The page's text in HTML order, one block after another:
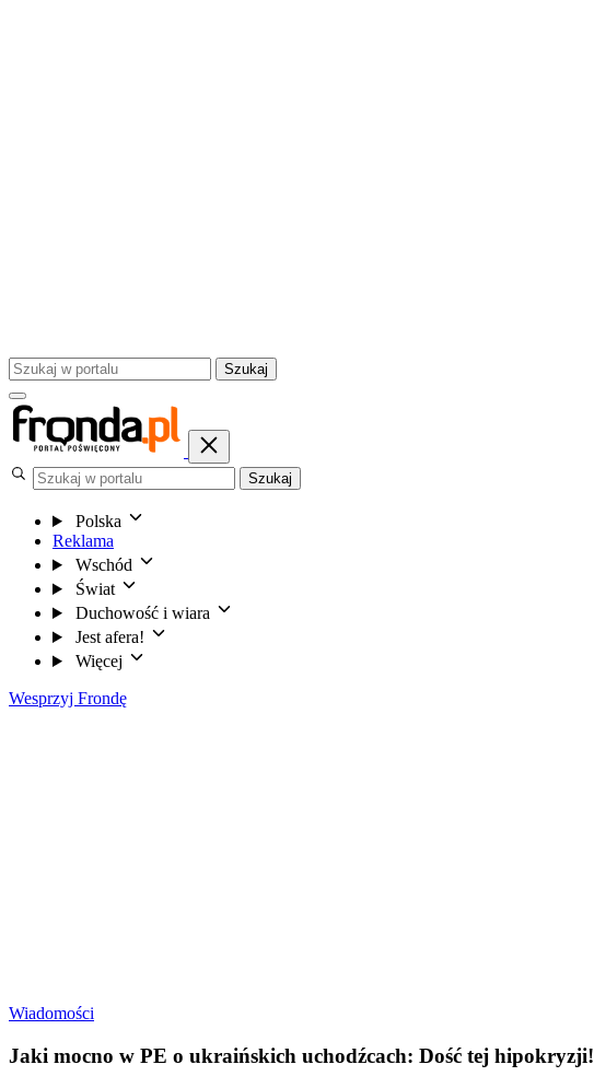
Szukaj
Szukaj
Polska
Reklama
Wschód
Świat
Duchowość i wiara
Jest afera!
Więcej
Wesprzyj Frondę
Wiadomości
Jaki mocno w PE o ukraińskich uchodźcach: Dość tej hipokryzji!